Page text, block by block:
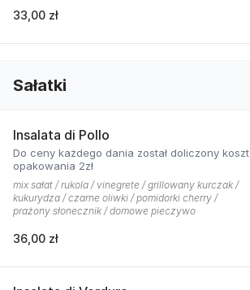
33,00 zł
Sałatki
Insalata di Pollo
Do ceny każdego dania został doliczony koszt
opakowania 2zł
mix sałat / rukola / vinegrete / grillowany kurczak /
kukurydza / czarne oliwki / pomidorki cherry /
prażony słonecznik / domowe pieczywo
36,00 zł